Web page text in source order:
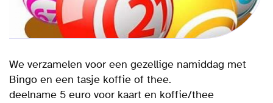
We verzamelen voor een gezellige namiddag met
Bingo en een tasje koffie of thee.
deelname 5 euro voor kaart en koffie/thee